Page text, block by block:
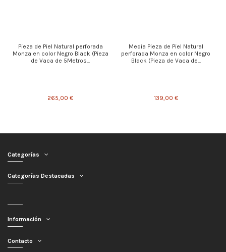
Pieza de Piel Natural perforada
Monza en color Negro Black (Pieza
de Vaca de 5Metros...
265,00 €
Media Pieza de Piel Natural
perforada Monza en color Negro
Black (Pieza de Vaca de...
139,00 €
Categorías
Categorías Destacadas
Información
Contacto